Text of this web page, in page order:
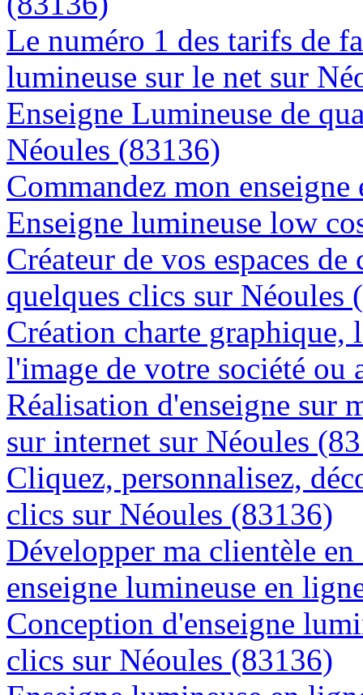
Le numéro 1 des tarifs de
lumineuse sur le net sur
Enseigne Lumineuse de
Néoules (83136)
Commandez mon
Enseigne lumineuse low
Créateur de vos espaces
quelques clics sur Néoules
Création charte graphique,
l'image de votre société
Réalisation d'enseigne sur
sur internet sur Néoules
Cliquez, personnalisez,
clics sur Néoules (83136)
Développer ma clientèle
enseigne lumineuse en
Conception d'enseigne
clics sur Néoules (83136)